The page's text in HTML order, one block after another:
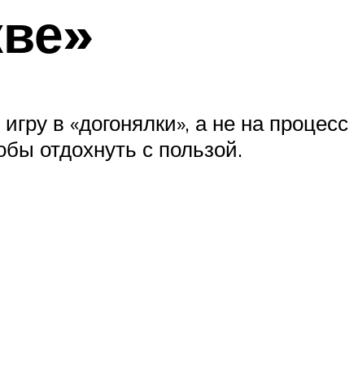
в «догонялки», а не на процесс
отдохнуть с пользой.